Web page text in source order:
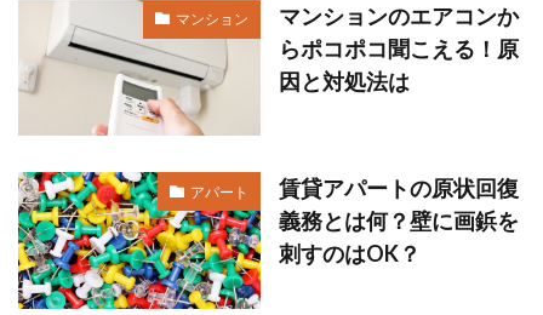
マンション
マンションのエアコンか
らポコポコ聞こえる！原
因と対処法は
アパート
賃貸アパートの原状回復
義務とは何？壁に画鋲を
刺すのはOK？